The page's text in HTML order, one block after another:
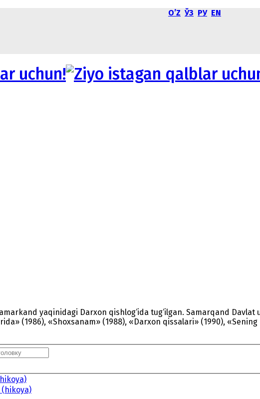
OʼZ ЎЗ РУ EN
yaqinidagi Darxon qishlog‘ida tug‘ilgan. Samarqand
(1986), «Shoxsanam» (1988), «Darxon qissalari» (1990),
(hikoya)